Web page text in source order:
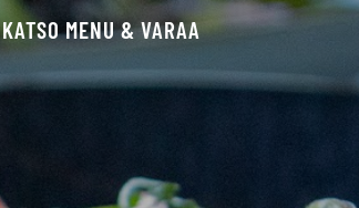
KATSO MENU & VARAA